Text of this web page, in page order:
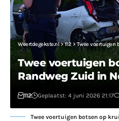
Weertdegekste.nl>112 >Twee voertuigen
Twee voertuigen
Randweg Zuid in
112 Geplaatst: 4 juni 2026 21:17
Twee voertuigen botsen op